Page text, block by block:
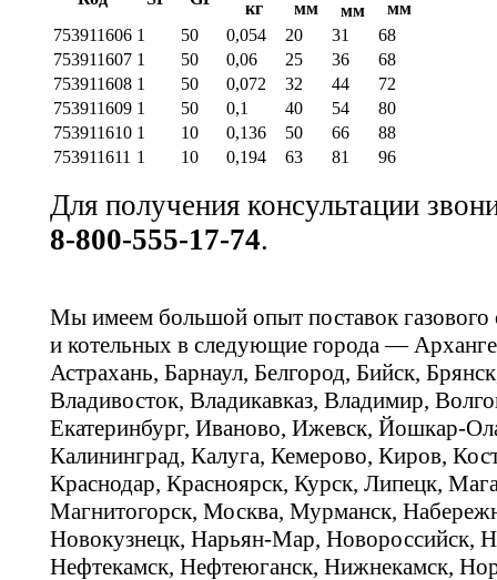
кг
мм
мм
мм
753911606 1 50 0,054 20 31
68
753911607 1 50 0,06 25 36
68
753911608 1 50 0,072 32 44
72
753911609 1 50 0,1 40 54
80
753911610 1 10 0,136 50 66
88
753911611 1 10 0,194 63 81 96
Для получения консультации
8-800-555-17-74.
Мы имеем большой опыт поставок газового
и котельных в следующие города —
Астрахань, Барнаул, Белгород, Бийск,
Владивосток, Владикавказ, Владимир,
Екатеринбург, Иваново, Ижевск, Йошкар-
Калининград, Калуга, Кемерово, Киров,
Краснодар, Красноярск, Курск, Липецк,
Магнитогорск, Москва, Мурманск,
Новокузнецк, Нарьян-Мар, Новороссийск,
Нефтекамск, Нефтеюганск, Нижнекамск,